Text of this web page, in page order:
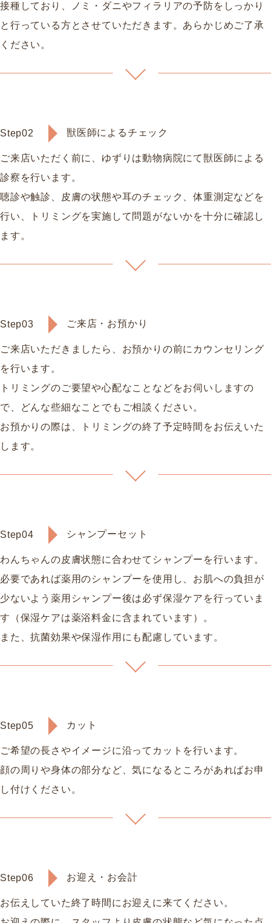
接種しており、ノミ・ダニやフィラリアの予防をしっかり
と行っている方とさせていただきます。あらかじめご了承
ください。
Step02 獣医師によるチェック
ご来店いただく前に、ゆずりは動物病院にて獣医師による
診察を行います。
聴診や触診、皮膚の状態や耳のチェック、体重測定などを
行い、トリミングを実施して問題がないかを十分に確認し
ます。
Step03 ご来店・お預かり
ご来店いただきましたら、お預かりの前にカウンセリング
を行います。
トリミングのご要望や心配なことなどをお伺いしますの
で、どんな些細なことでもご相談ください。
お預かりの際は、トリミングの終了予定時間をお伝えいた
します。
Step04 シャンプーセット
わんちゃんの皮膚状態に合わせてシャンプーを行います。
必要であれば薬用のシャンプーを使用し、お肌への負担が
少ないよう薬用シャンプー後は必ず保湿ケアを行っていま
す（保湿ケアは薬浴料金に含まれています）。
また、抗菌効果や保湿作用にも配慮しています。
Step05 カット
ご希望の長さやイメージに沿ってカットを行います。
顔の周りや身体の部分など、気になるところがあればお申
し付けください。
Step06 お迎え・お会計
お伝えしていた終了時間にお迎えに来てください。